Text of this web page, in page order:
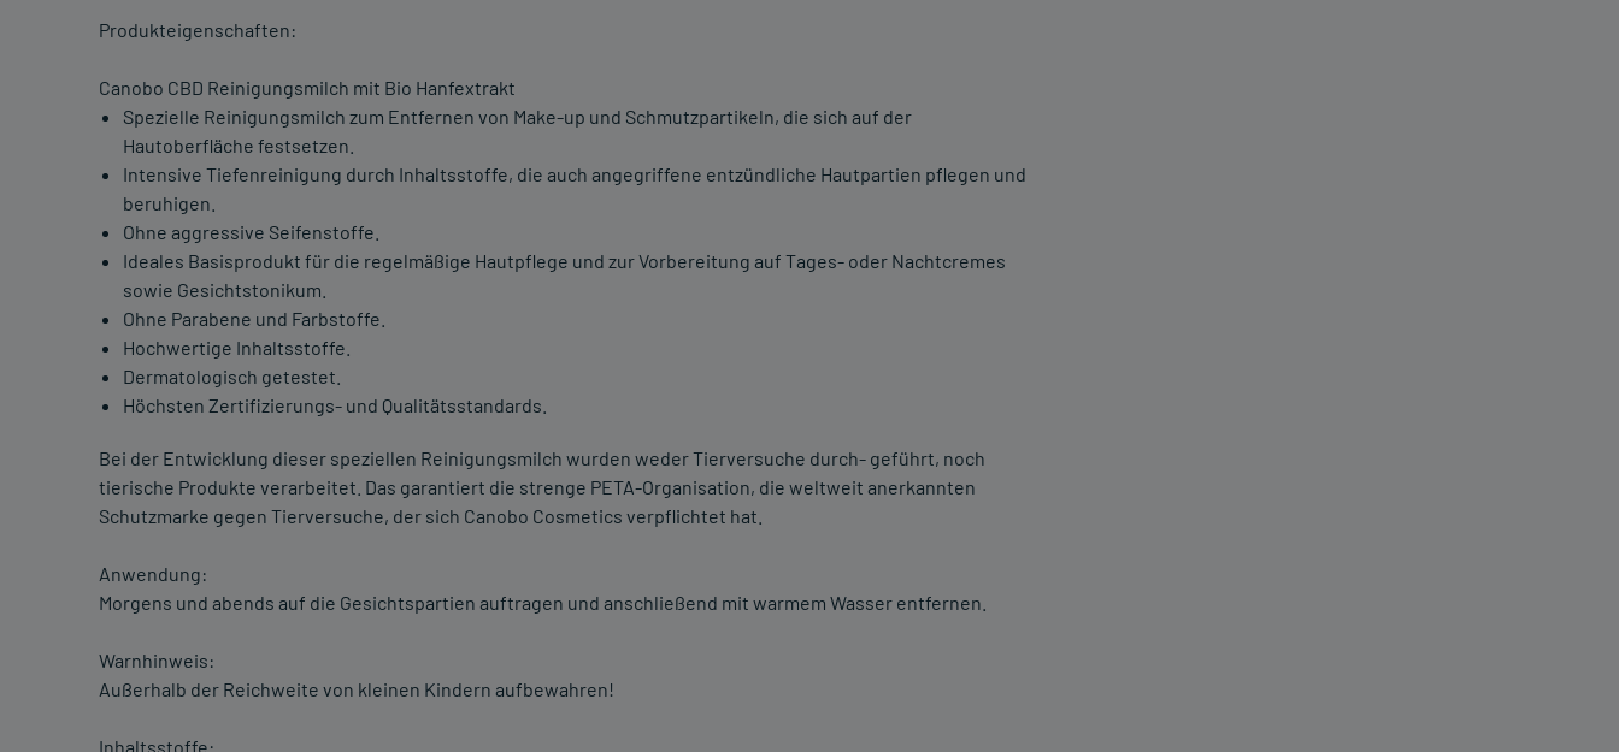
Produkteigenschaften:
Canobo CBD Reinigungsmilch mit Bio Hanfextrakt
Spezielle Reinigungsmilch zum Entfernen von Make-up und Schmutzpartikeln, die sich auf der
Hautoberfläche festsetzen.
Intensive Tiefenreinigung durch Inhaltsstoffe, die auch angegriffene entzündliche Hautpartien pflegen und
beruhigen.
Ohne aggressive Seifenstoffe.
Ideales Basisprodukt für die regelmäßige Hautpflege und zur Vorbereitung auf Tages- oder Nachtcremes
sowie Gesichtstonikum.
Ohne Parabene und Farbstoffe.
Hochwertige Inhaltsstoffe.
Dermatologisch getestet.
Höchsten Zertifizierungs- und Qualitätsstandards.
Bei der Entwicklung dieser speziellen Reinigungsmilch wurden weder Tierversuche durch- geführt, noch
tierische Produkte verarbeitet. Das garantiert die strenge PETA-Organisation, die weltweit anerkannten
Schutzmarke gegen Tierversuche, der sich Canobo Cosmetics verpflichtet hat.
Anwendung:
Morgens und abends auf die Gesichtspartien auftragen und anschließend mit warmem Wasser entfernen.
Warnhinweis:
Außerhalb der Reichweite von kleinen Kindern aufbewahren!
Inhaltsstoffe: